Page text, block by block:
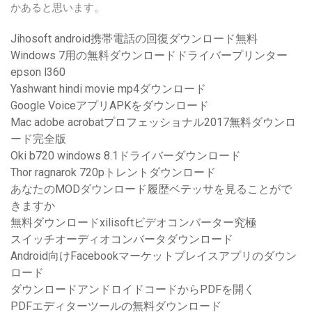
かあると思います。
Jihosoft android携帯電話の回復ダウンロード無料
Windows 7用の無料ダウンロードドライバープリンター
epson l360
Yashwant hindi movie mp4ダウンロード
Google VoiceアプリAPKをダウンロード
Mac adobe acrobatプロフェッショナル2017無料ダウンロ
ード完全版
Oki b720 windows 8.1ドライバーダウンロード
Thor ragnarok 720pトレントダウンロード
あなたのMODダウンロード履歴ベテッサを見ることがで
きますか
無料ダウンロードxilisoftビデオコンバーター究極
スイッチオーディオコンバータダウンロード
Android向けFacebookマーケットプレイスアプリのダウン
ロード
ダウンロードアンドロイドコードからPDFを開く
PDFエディターツールの無料ダウンロード